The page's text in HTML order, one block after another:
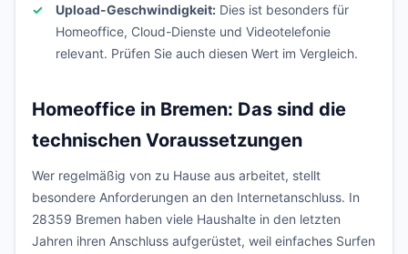
Upload-Geschwindigkeit: Dies ist besonders für
Homeoffice, Cloud-Dienste und Videotelefonie
relevant. Prüfen Sie auch diesen Wert im Vergleich.
Homeoffice in Bremen: Das sind die
technischen Voraussetzungen
Wer regelmäßig von zu Hause aus arbeitet, stellt
besondere Anforderungen an den Internetanschluss. In
28359 Bremen haben viele Haushalte in den letzten
Jahren ihren Anschluss aufgerüstet, weil einfaches Surfen